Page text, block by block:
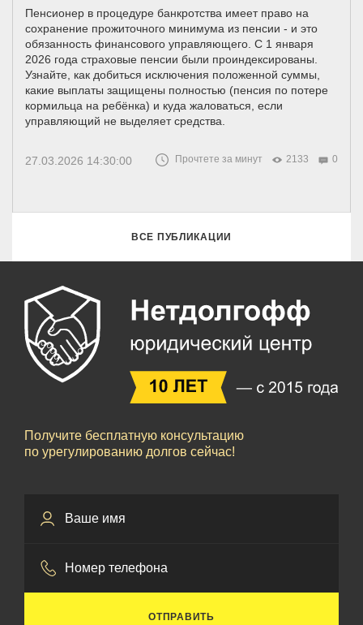
Пенсионер в процедуре банкротства имеет право на
сохранение прожиточного минимума из пенсии - и это
обязанность финансового управляющего. С 1 января
2026 года страховые пенсии были проиндексированы.
Узнайте, как добиться исключения положенной суммы,
какие выплаты защищены полностью (пенсия по потере
кормильца на ребёнка) и куда жаловаться, если
управляющий не выделяет средства.
27.03.2026 14:30:00 Прочтете за минут 2133 0
ВСЕ ПУБЛИКАЦИИ
Получите бесплатную консультацию
по урегулированию долгов сейчас!
ОТПРАВИТЬ